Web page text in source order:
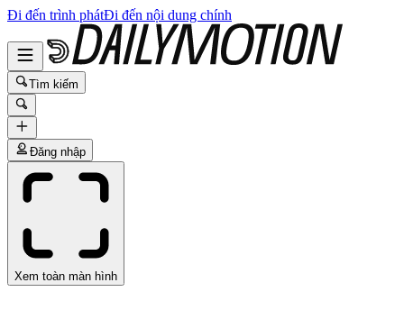
Đi đến trình phátĐi đến nội dung chính
Tìm kiếm
Đăng nhập
Xem toàn màn hình